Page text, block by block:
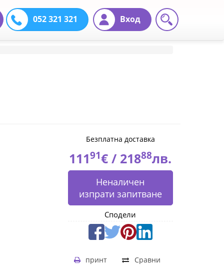
Вход
052 321 321
Безплатна доставка
11191€ / 21888лв.
Неналичен
изпрати запитване
Сподели
Сравни
принт